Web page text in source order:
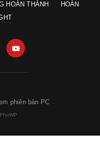
HOÀN THÀNH
HOÀN
phiên bản PC